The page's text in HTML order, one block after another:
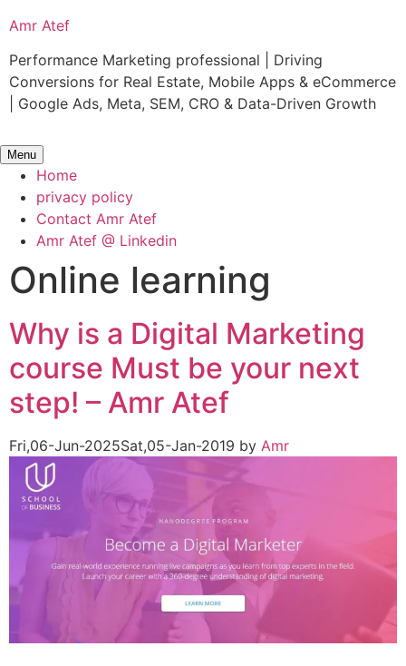
to
content
Amr Atef
Performance Marketing professional | Driving
Conversions for Real Estate, Mobile Apps & eCommerce
| Google Ads, Meta, SEM, CRO & Data-Driven Growth
Menu
Home
privacy policy
Contact Amr Atef
Amr Atef @ Linkedin
Online learning
Why is a Digital Marketing
course Must be your next
step! – Amr Atef
Fri,06-Jun-2025Sat,05-Jan-2019 by Amr